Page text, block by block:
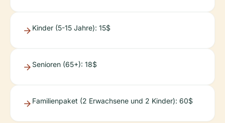
Kinder (5-15 Jahre): 15$
Senioren (65+): 18$
Familienpaket (2 Erwachsene und 2 Kinder): 60$